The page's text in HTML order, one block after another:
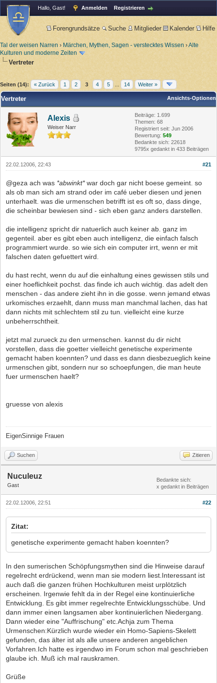
Hallo, Gast! Anmelden Registrieren
Forengrundsätze Suche Mitglieder Kalender Hilfe
Tal der weisen Narren › Märchen, Mythen, Sagen - verstecktes Wissen ›Alte
Kulturen und moderne Zeiten
Vertreter
Seiten (14): « Zurück 1 2 3 4 5 ... 14 Weiter »
Ansichts-Optionen
Vertreter
Alexis
Weiser Narr
Beiträge: 1.699
Themen: 68
Registriert seit: Jun 2006
Bewertung: 549
Bedankte sich: 22618
9795x gedankt in 433 Beiträgen
#21
22.02.12006, 22:43
@geza ach was *abwinkt*war doch gar nicht boese gemeint. so
als ob man sich am strand oder im café ueber diesen und jenen
unterhaelt. was die urmenschen betrifft ist es oft so, dass dinge,
die scheinbar bewiesen sind - sich eben ganz anders darstellen.
die intelligenz spricht dir natuerlich auch keiner ab. ganz im
gegenteil. aber es gibt eben auch intelligenz, die einfach falsch
programmiert wurde. so wie sich ein computer irrt, wenn er mit
falschen daten gefuettert wird.
du hast recht, wenn du auf die einhaltung eines gewissen stils und
einer hoeflichkeit pochst. das finde ich auch wichtig. das adelt den
menschen - das andere zieht ihn in die gosse. wenn jemand etwas
urkomisches erzaehlt, dann muss man manchmal lachen, das hat
dann nichts mit schlechtem stil zu tun. vielleicht eine kurze
unbeherrschtheit.
jetzt mal zurueck zu den urmenschen. kannst du dir nicht
vorstellen, dass die goetter vielleicht genetische experimente
gemacht haben koennten? und dass es dann diesbezueglich keine
urmenschen gibt, sondern nur so schoepfungen, die man heute
fuer urmenschen haelt?
gruesse von alexis
EigenSinnige Frauen
Suchen Zitieren
Nuculeuz
Gast
Bedankte sich:
x gedankt in Beiträgen
#22
22.02.12006, 22:51
Zitat:
genetische experimente gemacht haben koennten?
In den sumerischen Schöpfungsmythen sind die Hinweise darauf
regelrecht erdrückend, wenn man sie modern liest.Interessant ist
auch daß die ganzen frühen Hochkulturen meist urplötzlich
erscheinen. Irgenwie fehlt da in der Regel eine kontinuierliche
Entwicklung. Es gibt immer regelrechte Entwicklungsschübe. Und
dann immer einen langsamen aber kontinuierlichen Niedergang.
Dann wieder eine "Auffrischung" etc.Achja zum Thema
Urmenschen:Kürzlich wurde wieder ein Homo-Sapiens-Skelett
gefunden, das älter ist als alle unsere anderen angeblichen
Vorfahren.Ich hatte es irgendwo im Forum schon mal geschrieben
glaube ich. Muß ich mal rauskramen.
Grüße